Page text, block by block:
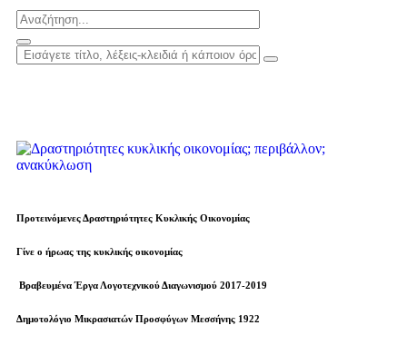
Προτεινόμενες Δραστηριότητες Κυκλικής Οικονομίας
Γίνε ο ήρωας της κυκλικής οικονομίας
Βραβευµένα Έργα Λογοτεχνικού Διαγωνισμού 2017-2019
Δημοτολόγιο Μικρασιατών Προσφύγων Μεσσήνης 1922